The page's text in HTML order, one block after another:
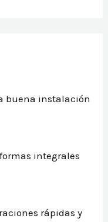
buena instalación
integrales
rápidas y